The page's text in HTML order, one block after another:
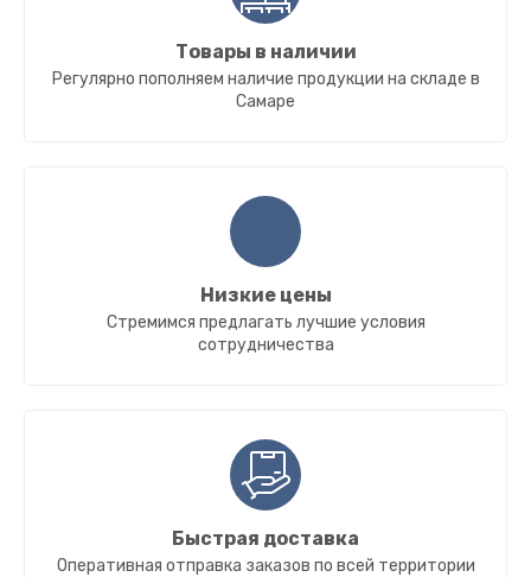
Товары в наличии
Регулярно пополняем наличие продукции на складе в
Самаре
Низкие цены
Стремимся предлагать лучшие условия
сотрудничества
Быстрая доставка
Оперативная отправка заказов по всей территории